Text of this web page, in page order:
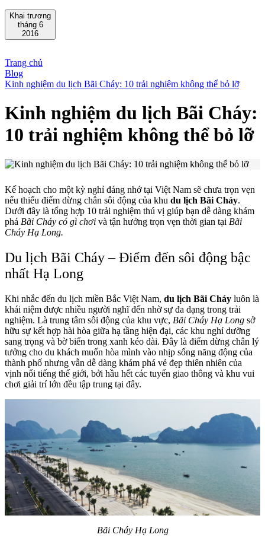
Khai trương
tháng 6
2016
Trang chủ
Blog
Kinh nghiệm du lịch Bãi Cháy: 10 trải nghiệm không thể bỏ lỡ
Kinh nghiệm du lịch Bãi Cháy:
10 trải nghiệm không thể bỏ lỡ
Kế hoạch cho một kỳ nghỉ đáng nhớ tại Việt Nam sẽ chưa trọn vẹn
nếu thiếu điểm dừng chân sôi động của khu du lịch Bãi Cháy.
Dưới đây là tổng hợp 10 trải nghiệm thú vị giúp bạn dễ dàng khám
phá Bãi Cháy có gì chơi và tận hưởng trọn vẹn thời gian tại Bãi
Cháy Hạ Long.
Du lịch Bãi Cháy – Điểm đến sôi động bậc
nhất Hạ Long
Khi nhắc đến du lịch miền Bắc Việt Nam, du lịch Bãi Cháy luôn là
khái niệm được nhiều người nghĩ đến nhờ sự đa dạng trong trải
nghiệm. Là trung tâm sôi động của khu vực, Bãi Cháy Hạ Long sở
hữu sự kết hợp hài hòa giữa hạ tầng hiện đại, các khu nghỉ dưỡng
sang trọng và bờ biển trong xanh kéo dài. Đây là điểm dừng chân lý
tưởng cho du khách muốn hòa mình vào nhịp sống năng động của
thành phố nhưng vẫn dễ dàng khám phá vẻ đẹp thiên nhiên của
vịnh nổi tiếng thế giới, bởi hầu hết các tuyến giao thông và khu vui
chơi giải trí lớn đều tập trung tại đây.
Bãi Cháy Hạ Long